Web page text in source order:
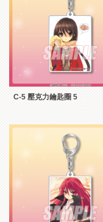
C-5 壓克力鑰匙圈 5